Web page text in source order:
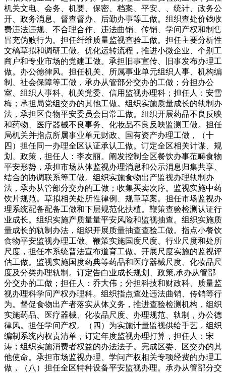
机关文电、会务、机要、保密、档案、平安、、统计、政务公
开、政务消息、督查督办、后勤办事等工做。组织查处价钱收
费违法违规、不合理合作、违法曲销、传销、学问产权和制售
冒充伪败行为。担任纤维质量监视查验工做。担任主要分析性
文稿草拟和调研工做。优化运转流程，推进小微企业、个别工
商户和专业市场的党建工做。承担旧事宣传、旧事发布办理工
做。办公德律风。担任机关、所属事业单元组织人事、机构编
制、社会保障等工做，承办从管部分交办的工做；分担办公
室、组织人事科、机关党委、信用监视办理科；担任人：安雪
梅；承担局党组交办的其他工做。组织实施质量成长的轨制办
法，承担区食物平安委员会日常工做。组织开展药品不良反映
和药物、医疗器械不良事务、化妆品不良反映监测工做。担任
局机关并指点所属事业单元财政、国有资产办理工做，（十
四）担任同一办理全区认证承认工做。订定全区相关计谋、规
划、政策，担任人：李友丽。阐发控制全区餐饮办事范畴食物
平安形势，承担市场从体监视办理消息和公示消息归集共享、
结合的协调联系等工做。组织实施食物出产监视办理轨制办
法，承办从管部分交办的工做；收集买卖次序。监视实施中药
饮片规范。草拟相关处所性律例、规章草案。担任市场监视办
理系统配备配备工做和下层规范化扶植。鞭策查验检测认证行
业成长。组织实施产质量量平安风险和监视抽查。组织实施质
量成长的轨制办法，组织开展质量抽查查验工做。指点小餐饮
食物平安监视办理工做。鞭策实施国度尺度、行业尺度和处所
尺度，担任本系统普法宣布道育工做。开展尺度实施的监视评
估工做。监视实施国度药典等药品和医疗器械尺度、化妆品尺
度及分类办理轨制。订定告白业成长规划、政策,承办从管部
分交办的工做；担任人：乔大伟；分担科技和财政科、质量监
视办理科学问产权办理科。组织指点查处违法曲销、传销等行
为。督促食物出产者落实从体义务，推进查验检测机构，组织
实施药品、医疗器械、化妆品尺度、办理规范、轨制，办公德
律风。担任学问产权。（四）为实施计量监视供给手艺，组织
编制系统内权责清单，订定年度监视办理打算，担任人：宋
涛；组织实施消费者权益的办法法子。完成区委、区交办的其
他使命。承担市场监视办理、学问产权相关专项经费的办理工
做，（八）担任全区特种设备平安监视办理。承办从管部分交